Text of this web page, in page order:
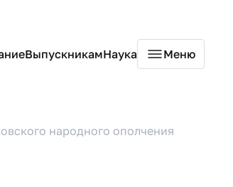
ВыпускникамНаука Меню
народного ополчения